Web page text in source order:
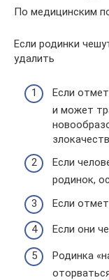
По медицинским
Если родинки
удалить
Если
и может
Если
родинок,
Если
Если они
Родинка